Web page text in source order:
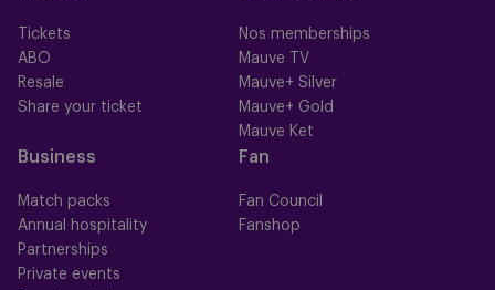
Tickets
ABO
Resale
Share your ticket
Nos memberships
Mauve TV
Mauve+ Silver
Mauve+ Gold
Mauve Ket
Business
Match packs
Annual hospitality
Partnerships
Private events
Fan
Fan Council
Fanshop